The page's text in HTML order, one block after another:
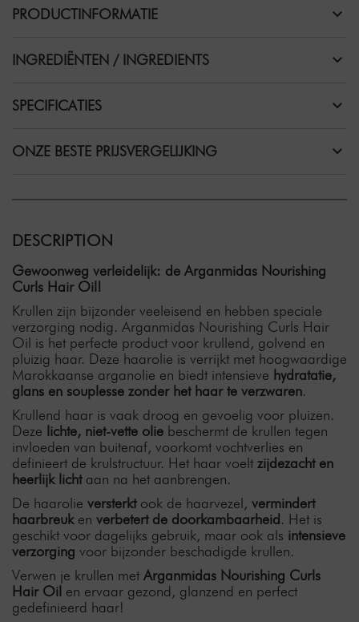
PRODUCTINFORMATIE
INGREDIËNTEN / INGREDIENTS
SPECIFICATIES
ONZE BESTE PRIJSVERGELIJKING
DESCRIPTION
Gewoonweg verleidelijk: de Arganmidas Nourishing
Curls Hair Oil!
Krullen zijn bijzonder veeleisend en hebben speciale
verzorging nodig. Arganmidas Nourishing Curls Hair
Oil is het perfecte product voor krullend, golvend en
pluizig haar. Deze haarolie is verrijkt met hoogwaardige
Marokkaanse arganolie en biedt intensieve hydratatie,
glans en souplesse zonder het haar te verzwaren.
Krullend haar is vaak droog en gevoelig voor pluizen.
Deze lichte, niet-vette olie beschermt de krullen tegen
invloeden van buitenaf, voorkomt vochtverlies en
definieert de krulstructuur. Het haar voelt zijdezacht en
heerlijk lichtaan na het aanbrengen.
De haarolie versterkt ook de haarvezel, vermindert
haarbreuken verbetert de doorkambaarheid. Het is
geschikt voor dagelijks gebruik, maar ook als intensieve
verzorging voor bijzonder beschadigde krullen.
Verwen je krullen met Arganmidas Nourishing Curls
Hair Oil en ervaar gezond, glanzend en perfect
gedefinieerd haar!